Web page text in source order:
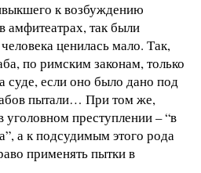
к возбуждению
так были
ценилась мало. Так,
по римским законам, только
суде, если оно было дано под
пытали… При том же,
уголовном преступлении – “в
а к подсудимым этого рода
применять пытки в